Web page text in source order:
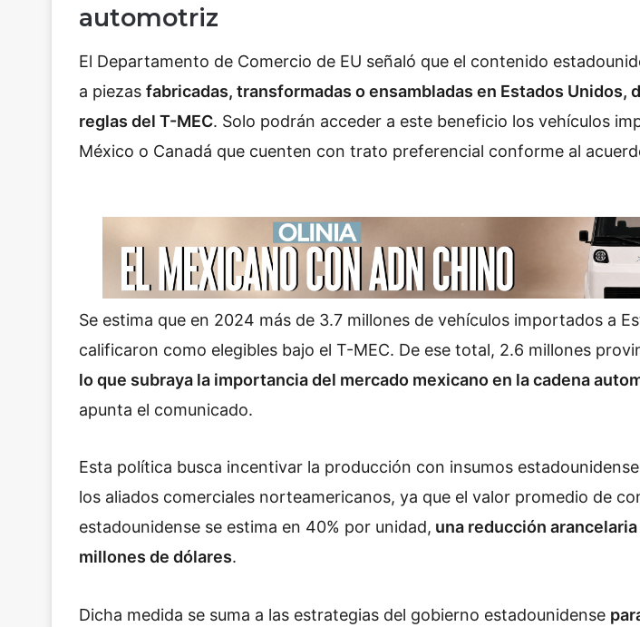
automotriz
El Departamento de Comercio de EU señaló que el contenido
a piezas fabricadas, transformadas o ensambladas en Estados Unidos,
reglas del T-MEC. Solo podrán acceder a este beneficio los vehículos
México o Canadá que cuenten con trato preferencial conforme al
Se estima que en 2024 más de 3.7 millones de vehículos importados a
calificaron como elegibles bajo el T-MEC. De ese total, 2.6 millones
lo que subraya la importancia del mercado mexicano en la cadena
apunta el comunicado.
Esta política busca incentivar la producción con insumos
los aliados comerciales norteamericanos, ya que el valor promedio de
estadounidense se estima en 40% por unidad, una reducción
millones de dólares.
Dicha medida se suma a las estrategias del gobierno estadounidense